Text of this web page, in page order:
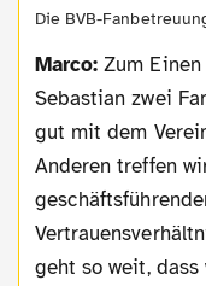
Die BVB-
Marco:Zum
Sebastian zwei
gut mit dem
Anderen treffen
geht so weit,